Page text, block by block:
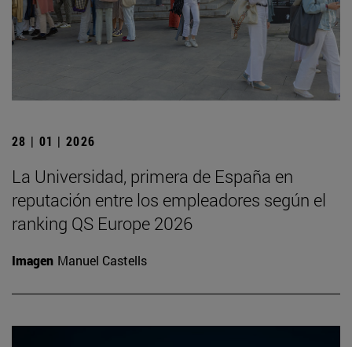
28 | 01 | 2026
La Universidad, primera de España en
reputación entre los empleadores según el
ranking QS Europe 2026
Imagen Manuel Castells